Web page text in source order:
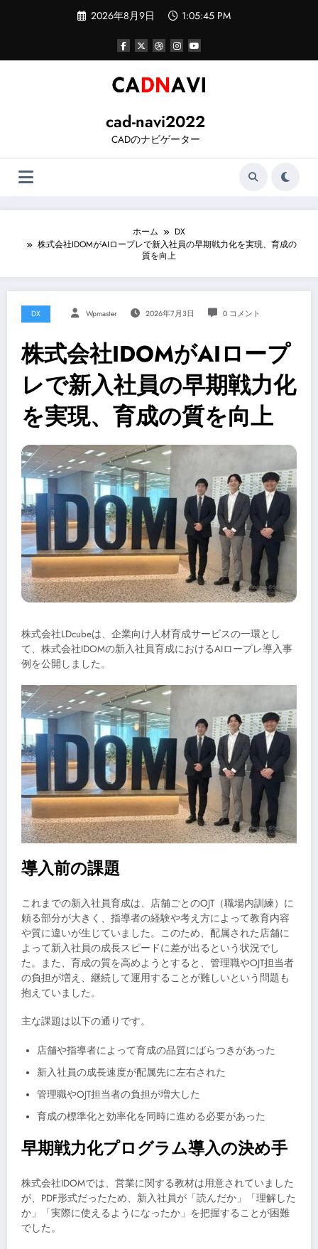
ツ
2026年8月9日 1:05:46 PM
cad-navi2022
CADのナビゲーター
ホーム
DX
株式会社IDOMがAIロープレで新入社員の早期戦力化を実現、育成の
質を向上
DX Wpmaster 2026年7月3日 0 コメント
株式会社IDOMがAIロープ
レで新入社員の早期戦力化
を実現、育成の質を向上
株式会社LDcubeは、企業向け人材育成サービスの一環とし
て、株式会社IDOMの新入社員育成におけるAIロープレ導入事
例を公開しました。
導入前の課題
これまでの新入社員育成は、店舗ごとのOJT（職場内訓練）に
頼る部分が大きく、指導者の経験や考え方によって教育内容
や質に違いが生じていました。このため、配属された店舗に
よって新入社員の成長スピードに差が出るという状況でし
た。また、育成の質を高めようとすると、管理職やOJT担当者
の負担が増え、継続して運用することが難しいという問題も
抱えていました。
主な課題は以下の通りです。
店舗や指導者によって育成の品質にばらつきがあった
新入社員の成長速度が配属先に左右された
管理職やOJT担当者の負担が増大した
育成の標準化と効率化を同時に進める必要があった
早期戦力化プログラム導入の決め手
株式会社IDOMでは、営業に関する教材は用意されていました
が、PDF形式だったため、新入社員が「読んだか」「理解した
か」「実際に使えるようになったか」を把握することが困難
でした。